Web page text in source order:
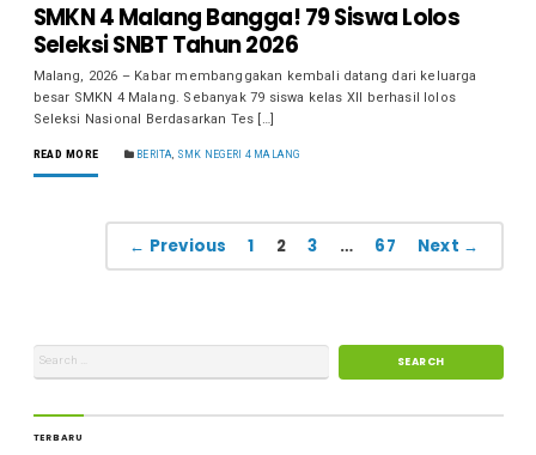
SMKN 4 Malang Bangga! 79 Siswa Lolos
Seleksi SNBT Tahun 2026
Malang, 2026 – Kabar membanggakan kembali datang dari keluarga
besar SMKN 4 Malang. Sebanyak 79 siswa kelas XII berhasil lolos
Seleksi Nasional Berdasarkan Tes […]
READ MORE BERITA SMK NEGERI 4 MALANG
← Previous 1 2 3 … 67 Next →
TERBARU